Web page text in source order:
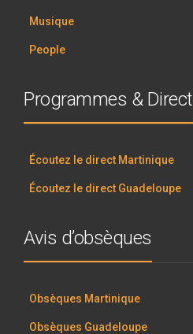
Musique
People
Programmes & Direct
Écoutez le direct Martinique
Écoutez le direct Guadeloupe
Avis d’obsèques
Obsèques Martinique
Obsèques Guadeloupe